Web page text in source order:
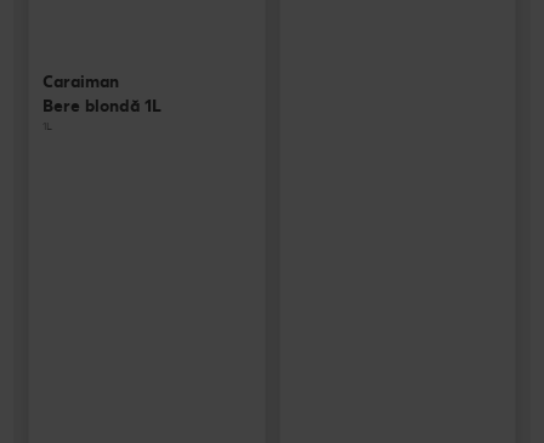
Caraiman
Bere blondă 1L
1L